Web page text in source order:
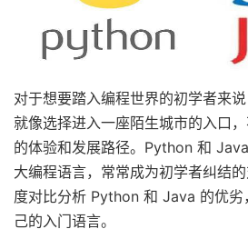
对于想要踏入编程世界的初学者来
就像选择进入一座陌生城市的入口
的体验和发展路径。Python 和
大编程语言，常常成为初学者纠结
度对比分析 Python 和 Java 的优劣
己的入门语言。